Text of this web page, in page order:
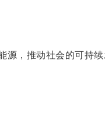
，推动社会的可持